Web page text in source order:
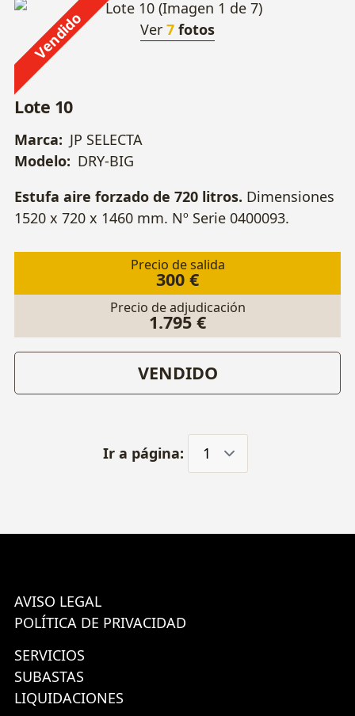
Vendido Ver 7 fotos
Lote 10
Marca: JP SELECTA
Modelo: DRY-BIG
Estufa aire forzado de 720 litros. Dimensiones
1520 x 720 x 1460 mm. Nº Serie 0400093.
Precio de salida
300 €
Precio de adjudicación
1.795 €
VENDIDO
Ir a página:
AVISO LEGAL
POLÍTICA DE PRIVACIDAD
SERVICIOS
SUBASTAS
LIQUIDACIONES